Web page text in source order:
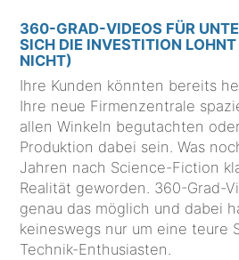
360-GRAD-VIDEOS FÜR
SICH DIE INVESTITION
NICHT)
Ihre Kunden könnten bereits
Ihre neue Firmenzentrale
allen Winkeln begutachten
Produktion dabei sein. Was
Jahren nach Science-Fiction
Realität geworden. 360-Grad-
genau das möglich und dabei handelt es sich
keineswegs nur um eine teure
Technik-Enthusiasten.